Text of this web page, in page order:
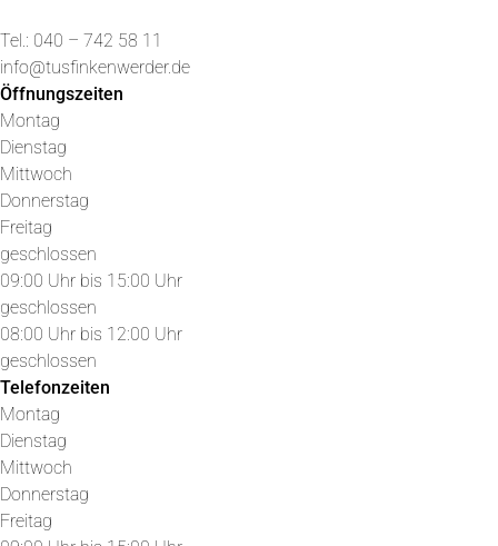
Tel.: 040 – 742 58 11
info@tusfinkenwerder.de
Öffnungszeiten
Montag
Dienstag
Mittwoch
Donnerstag
Freitag
geschlossen
09:00 Uhr bis 15:00 Uhr
geschlossen
08:00 Uhr bis 12:00 Uhr
geschlossen
Telefonzeiten
Montag
Dienstag
Mittwoch
Donnerstag
Freitag